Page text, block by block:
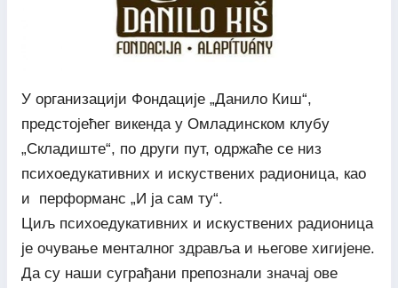
У организацији Фондације „Данило Киш“,
предстојећег викенда у Омладинском клубу
„Складиште“, по други пут, одржаће се низ
психоедукативних и искуствених радионица, као
и перформанс „И ја сам ту“.
Циљ психоедукативних и искуствених радионица
је очување менталног здравља и његове хигијене.
Да су наши суграђани препознали значај ове